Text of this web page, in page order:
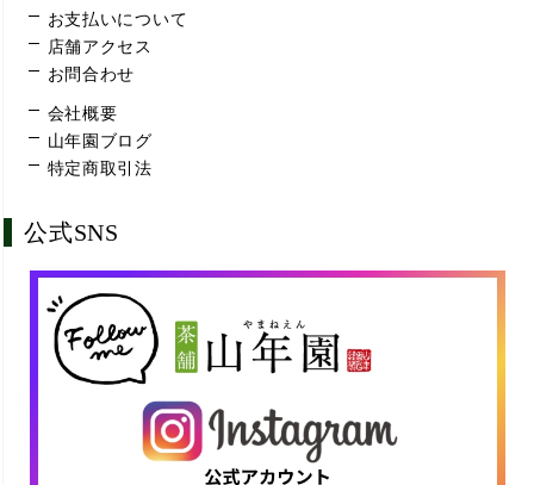
お支払いについて
店舗アクセス
お問合わせ
会社概要
山年園ブログ
特定商取引法
公式SNS